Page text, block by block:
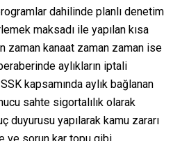
dahilinde planlı denetim
maksadı ile yapılan kısa
zaman kanaat zaman zaman ise
aylıkların iptali
kapsamında aylık bağlanan
sahte sigortalılık olarak
duyurusu yapılarak kamu zararı